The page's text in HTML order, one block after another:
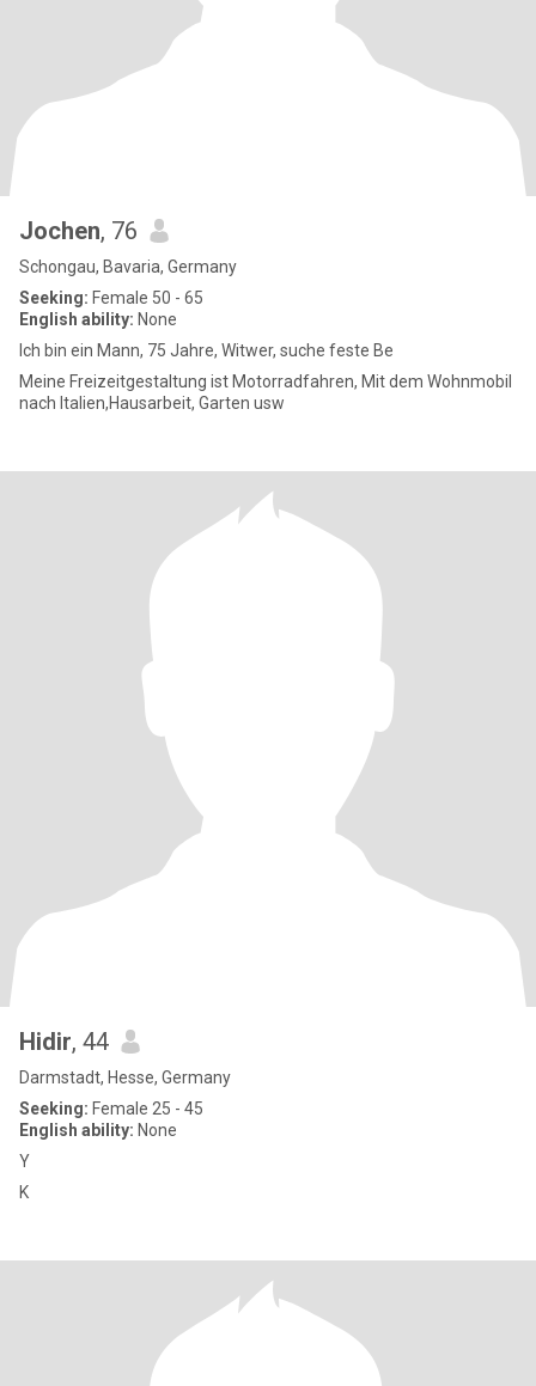
Jochen, 76
Schongau, Bavaria, Germany
Seeking: Female 50 - 65
English ability: None
Ich bin ein Mann, 75 Jahre, Witwer, suche feste Be
Meine Freizeitgestaltung ist Motorradfahren, Mit dem Wohnmobil
nach Italien,Hausarbeit, Garten usw
Hidir, 44
Darmstadt, Hesse, Germany
Seeking: Female 25 - 45
English ability: None
Y
K